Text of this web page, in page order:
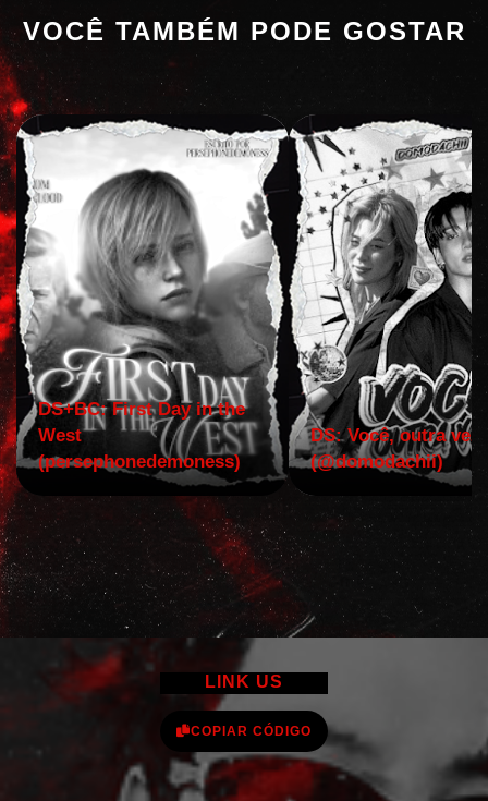
VOCÊ TAMBÉM PODE GOSTAR
DS+BC: First Day in the
West
(persephonedemoness)
DS: Você, outra vez!
(@domodachii)
LINK US
COPIAR CÓDIGO